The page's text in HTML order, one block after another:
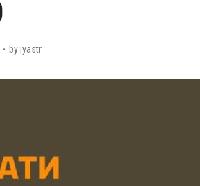
byiyastr